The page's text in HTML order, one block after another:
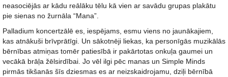
neasociējās ar kādu reālāku tēlu kā vien ar savādu grupas plakātu
pie sienas no žurnāla “Mana”.
Palladium koncertzālē es, iespējams, esmu viens no jaunākajiem,
kas atnākuši brīvprātīgi. Un sākotnēji liekas, ka personīgās muzikālās
bērnības atmiņas tomēr patiesībā ir pakārtotas onkuļa gaumei un
vecākā brāļa žēlsirdībai. Jo vēl ilgi pēc manas un Simple Minds
pirmās tikšanās šīs dziesmas es ar neizskaidrojamu, dziļi bērnībā